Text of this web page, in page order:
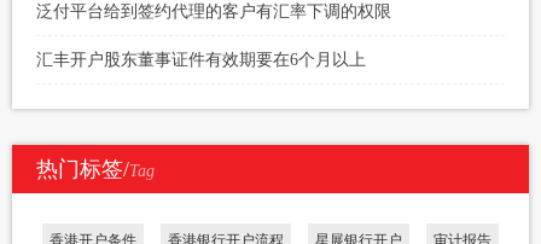
泛付平台给到签约代理的客户有汇率下调的权限
汇丰开户股东董事证件有效期要在6个月以上
热门标签/Tag
香港开户条件 香港银行开户流程 星展银行开户 审计报告